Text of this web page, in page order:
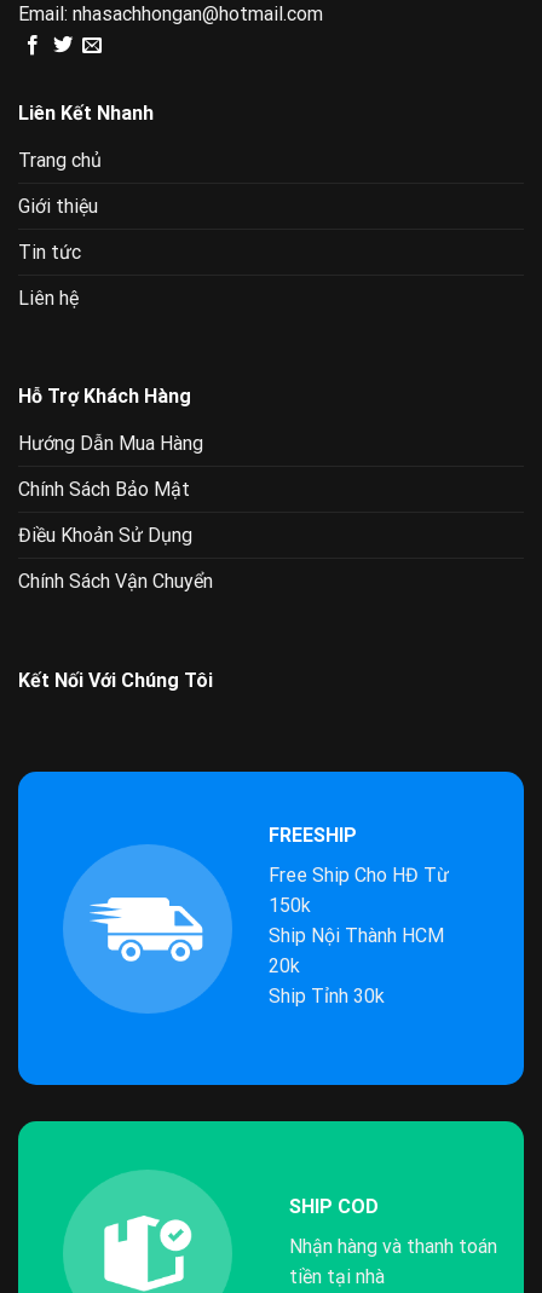
Email: nhasachhongan@hotmail.com
Liên Kết Nhanh
Trang chủ
Giới thiệu
Tin tức
Liên hệ
Hỗ Trợ Khách Hàng
Hướng Dẫn Mua Hàng
Chính Sách Bảo Mật
Điều Khoản Sử Dụng
Chính Sách Vận Chuyển
Kết Nối Với Chúng Tôi
FREESHIP
Free Ship Cho HĐ Từ
150k
Ship Nội Thành HCM
20k
Ship Tỉnh 30k
SHIP COD
Nhận hàng và thanh toán
tiền tại nhà